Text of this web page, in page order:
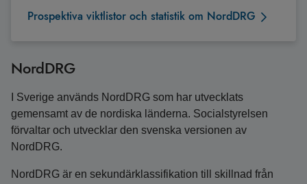
Prospektiva viktlistor och statistik om NordDRG
NordDRG
I Sverige används NordDRG som har utvecklats
gemensamt av de nordiska länderna. Socialstyrelsen
förvaltar och utvecklar den svenska versionen av
NordDRG.
NordDRG är en sekundärklassifikation till skillnad från